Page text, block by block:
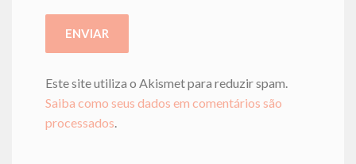
Este site utiliza o Akismet para reduzir spam.
Saiba como seus dados em comentários são
processados.